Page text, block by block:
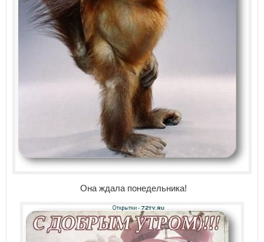
Она ждала понедельника!